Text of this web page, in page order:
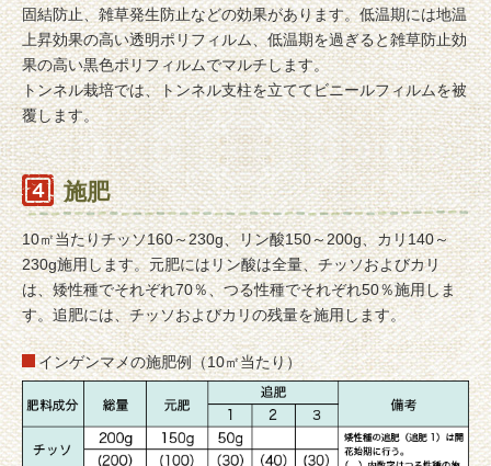
固結防止、雑草発生防止などの効果があります。低温期には地温
上昇効果の高い透明ポリフィルム、低温期を過ぎると雑草防止効
果の高い黒色ポリフィルムでマルチします。
トンネル栽培では、トンネル支柱を立ててビニールフィルムを被
覆します。
施肥
10㎡当たりチッソ160～230g、リン酸150～200g、カリ140～
230g施用します。元肥にはリン酸は全量、チッソおよびカリ
は、矮性種でそれぞれ70％、つる性種でそれぞれ50％施用しま
す。追肥には、チッソおよびカリの残量を施用します。
インゲンマメの施肥例（10㎡当たり）